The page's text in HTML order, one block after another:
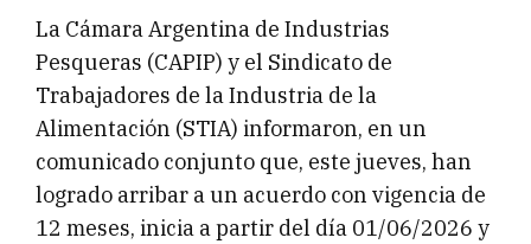
La Cámara Argentina de Industrias
Pesqueras (CAPIP) y el Sindicato de
Trabajadores de la Industria de la
Alimentación (STIA) informaron, en un
comunicado conjunto que, este jueves, han
logrado arribar a un acuerdo con vigencia de
12 meses, inicia a partir del día 01/06/2026 y